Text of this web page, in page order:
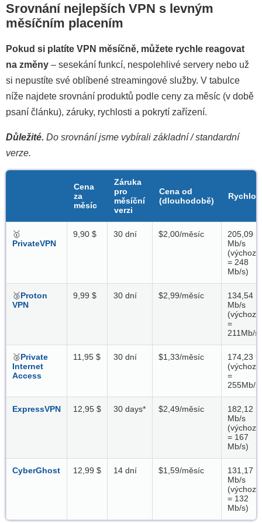
Srovnání nejlepších VPN s levným
měsíčním placením
Pokud si platíte VPN měsíčně, můžete rychle reagovat
na změny – sesekání funkcí, nespolehlivé servery nebo už
si nepustíte své oblíbené streamingové služby. V tabulce
níže najdete srovnání produktů podle ceny za měsíc (v době
psaní článku), záruky, rychlosti a pokrytí zařízení.
Důležité. Do srovnání jsme vybírali základní / standardní
verze.
Cena
za
měsíc
Záruka
pro
měsíční
verzi
Cena od
(dlouhodobě)
🥇
PrivateVPN
9,90 $ 30 dní $2,00/měsíc
205,09
Mb/s
(výchozí
= 248
Mb/s)
🥉Proton
VPN
9,99 $ 30 dní $2,99/měsíc
134,54
Mb/s
(výchozí
=
211Mb/s)
🥈Private
Internet
Access
11,95 $ 30 dní $1,33/měsíc
174,23
(výchozí
=
255Mb/s)
ExpressVPN 12,95 $ 30 days* $2,49/měsíc
182,12
Mb/s
(výchozí
= 167
Mb/s)
CyberGhost 12,99 $ 14 dní $1,59/měsíc
131,17
Mb/s
(výchozí
= 132
Mb/s)